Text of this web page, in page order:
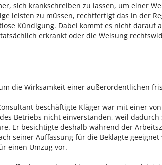
sich krankschreiben zu lassen, um einer
leisten zu müssen, rechtfertigt das in der
Kündigung. Dabei kommt es nicht darauf
erkrankt oder die Weisung
die Wirksamkeit einer außerordentlichen
beschäftigte Kläger war mit einer
Betriebs nicht einverstanden, weil dadurch
Er besichtigte deshalb während der
seiner Auffassung für die Beklagte
einen Umzug vor.